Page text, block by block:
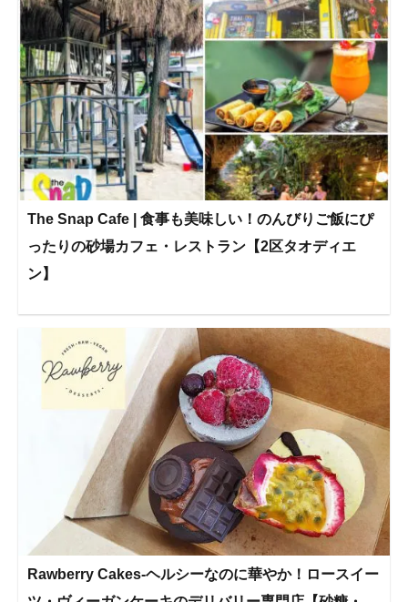
The Snap Cafe | 食事も美味しい！のんびりご飯にぴ
ったりの砂場カフェ・レストラン【2区タオディエ
ン】
Rawberry Cakes-ヘルシーなのに華やか！ロースイー